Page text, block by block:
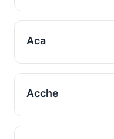
Aca
Acche